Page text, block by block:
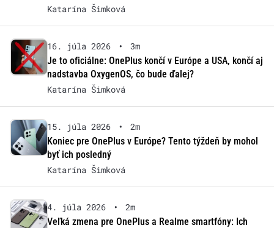
Katarína Šimková
16. júla 2026 •
3m
Je to oficiálne: OnePlus končí v Európe a USA, končí aj
nadstavba OxygenOS, čo bude ďalej?
Katarína Šimková
15. júla 2026 •
2m
Koniec pre OnePlus v Európe? Tento týždeň by mohol
byť ich posledný
Katarína Šimková
4. júla 2026 •
2m
Veľká zmena pre OnePlus a Realme smartfóny: Ich